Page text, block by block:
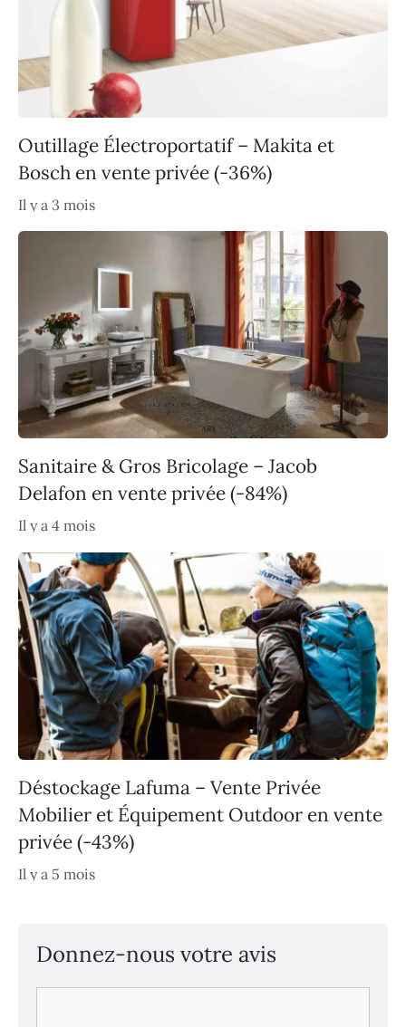
Outillage Électroportatif – Makita et
Bosch en vente privée (-36%)
Il y a 3 mois
Sanitaire & Gros Bricolage – Jacob
Delafon en vente privée (-84%)
Il y a 4 mois
Déstockage Lafuma – Vente Privée
Mobilier et Équipement Outdoor en vente
privée (-43%)
Il y a 5 mois
Donnez-nous votre avis